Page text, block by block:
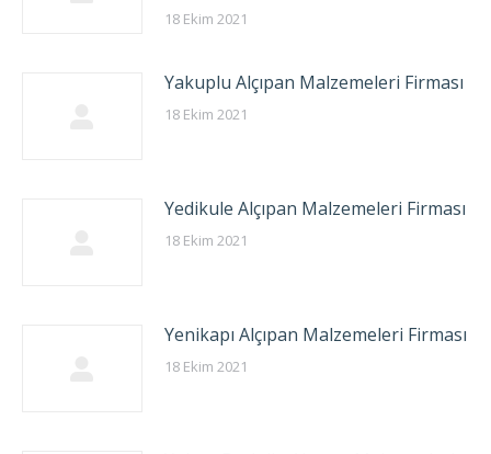
18 Ekim 2021
Yakuplu Alçıpan Malzemeleri Firması
18 Ekim 2021
Yedikule Alçıpan Malzemeleri Firması
18 Ekim 2021
Yenikapı Alçıpan Malzemeleri Firması
18 Ekim 2021